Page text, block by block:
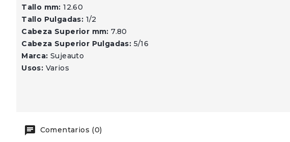
Tallo mm:12.60
Tallo Pulgadas: 1/2
Cabeza Superior mm:7.80
Cabeza Superior Pulgadas: 5/16
Marca: Sujeauto
Usos: Varios
Comentarios (0)